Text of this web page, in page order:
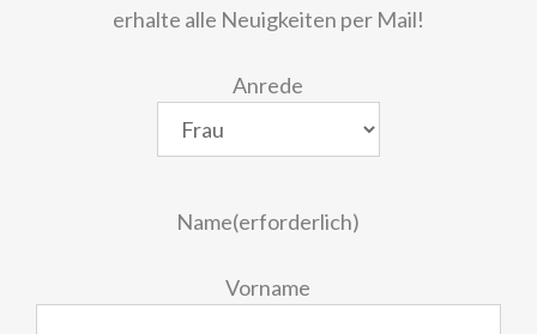
erhalte alle Neuigkeiten per Mail!
Anrede
Name(erforderlich)
Vorname